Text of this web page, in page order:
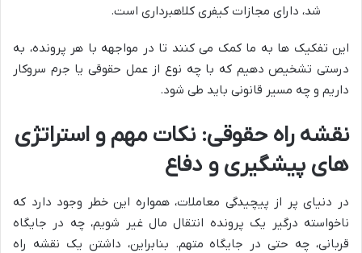
شد، دارای مجازات کیفری کلاهبرداری است.
این تفکیک ها به ما کمک می کنند تا در مواجهه با هر پرونده، به
درستی تشخیص دهیم که با چه نوع از عمل حقوقی یا جرم سروکار
داریم و چه مسیر قانونی باید طی شود.
نقشه راه حقوقی: نکات مهم و استراتژی
های پیشگیری و دفاع
در دنیای پر از پیچیدگی معاملات، همواره این خطر وجود دارد که
ناخواسته درگیر یک پرونده انتقال مال غیر شویم، چه در جایگاه
قربانی، چه حتی در جایگاه متهم. بنابراین، داشتن یک نقشه راه